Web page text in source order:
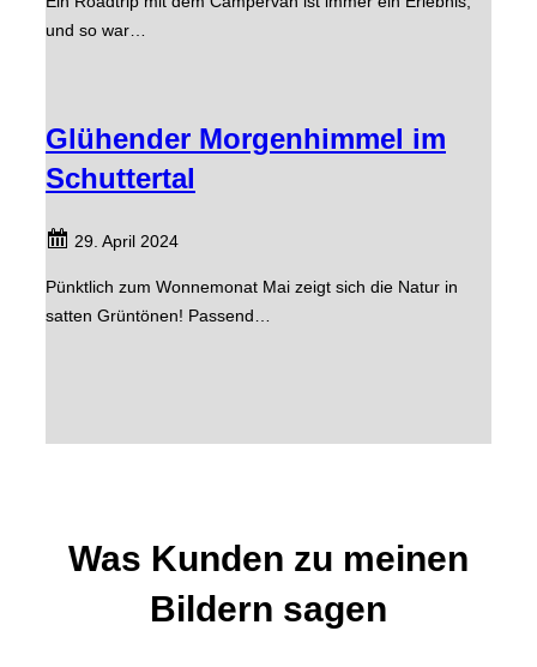
und so war…
Glühender Morgenhimmel im
Schuttertal
29. April 2024
Pünktlich zum Wonnemonat Mai zeigt sich die Natur in
satten Grüntönen! Passend…
Was Kunden zu meinen
Bildern sagen